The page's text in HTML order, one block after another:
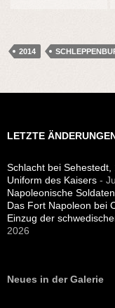
2014
LETZTE
Schlacht bei
Uniform des Kaisers -
Napoleonische
Das Fort Napoleon bei
Einzug der
2026
Neues in der Galerie